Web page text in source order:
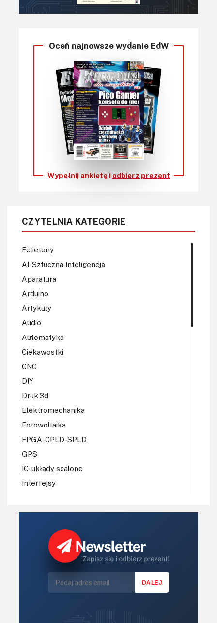
Oceń najnowsze wydanie EdW
Wypełnij ankietę i odbierz prezent
CZYTELNIA KATEGORIE
Felietony
AI-Sztuczna Inteligencja
Aparatura
Arduino
Artykuły
Audio
Automatyka
Ciekawostki
CNC
DIY
Druk 3d
Elektromechanika
Fotowoltaika
FPGA-CPLD-SPLD
GPS
IC-układy scalone
Interfejsy
Konkursy
LED/LCD/OLED
Mechatronika
Mikrokontrolery (MCV,μC)